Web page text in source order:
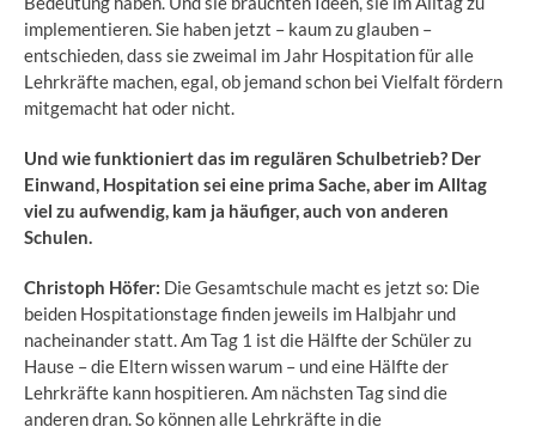
implementieren. Sie haben jetzt – kaum zu glauben –
entschieden, dass sie zweimal im Jahr Hospitation für alle
Lehrkräfte machen, egal, ob jemand schon bei Vielfalt fördern
mitgemacht hat oder nicht.
Und wie funktioniert das im regulären Schulbetrieb? Der
Einwand, Hospitation sei eine prima Sache, aber im Alltag
viel zu aufwendig, kam ja häufiger, auch von anderen
Schulen.
Christoph Höfer: Die Gesamtschule macht es jetzt so: Die
beiden Hospitationstage finden jeweils im Halbjahr und
nacheinander statt. Am Tag 1 ist die Hälfte der Schüler zu
Hause – die Eltern wissen warum – und eine Hälfte der
Lehrkräfte kann hospitieren. Am nächsten Tag sind die
anderen dran. So können alle Lehrkräfte in die